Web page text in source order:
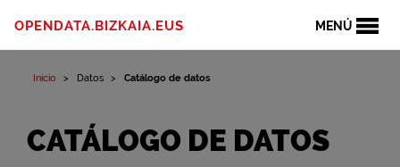
MENÚ
OPENDATA.BIZKAIA.EUS
Inicio Datos Catálogo de datos
CATÁLOGO DE DATOS